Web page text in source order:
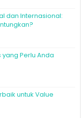
dan Internasional:
Perlu Anda
untuk Value